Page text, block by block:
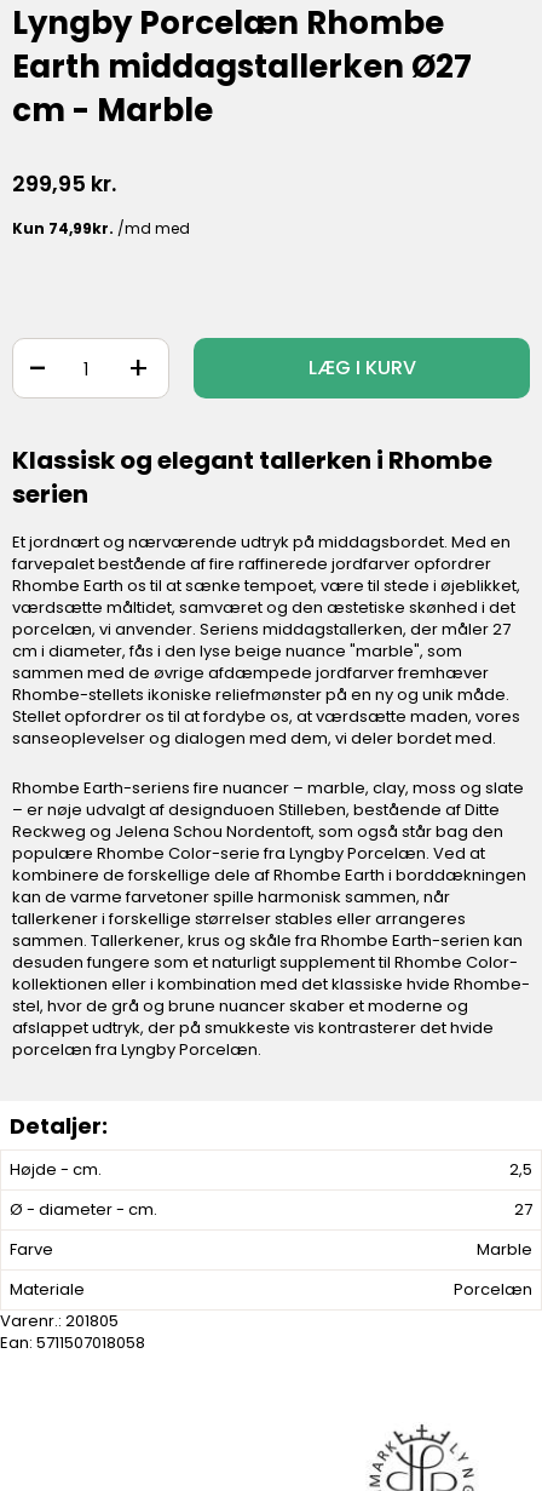
Højde - cm.
2,5
Ø - diameter - cm.
27
Farve
Marble
Materiale
Porcelæn
Varenr.: 201805
Ean: 5711507018058
Lyngby Porcelæn Rhombe
Earth middagstallerken Ø27
cm - Marble
299,95 kr.
+
- LÆG I KURV
Klassisk og elegant tallerken i Rhombe
serien
Et jordnært og nærværende udtryk på middagsbordet. Med en
farvepalet bestående af fire raffinerede jordfarver opfordrer
Rhombe Earth os til at sænke tempoet, være til stede i øjeblikket,
værdsætte måltidet, samværet og den æstetiske skønhed i det
porcelæn, vi anvender. Seriens middagstallerken, der måler 27
cm i diameter, fås i den lyse beige nuance "marble", som
sammen med de øvrige afdæmpede jordfarver fremhæver
Rhombe-stellets ikoniske reliefmønster på en ny og unik måde.
Stellet opfordrer os til at fordybe os, at værdsætte maden, vores
sanseoplevelser og dialogen med dem, vi deler bordet med.
Rhombe Earth-seriens fire nuancer – marble, clay, moss og slate
– er nøje udvalgt af designduoen Stilleben, bestående af Ditte
Reckweg og Jelena Schou Nordentoft, som også står bag den
populære Rhombe Color-serie fra Lyngby Porcelæn. Ved at
kombinere de forskellige dele af Rhombe Earth i borddækningen
kan de varme farvetoner spille harmonisk sammen, når
tallerkener i forskellige størrelser stables eller arrangeres
sammen. Tallerkener, krus og skåle fra Rhombe Earth-serien kan
desuden fungere som et naturligt supplement til Rhombe Color-
kollektionen eller i kombination med det klassiske hvide Rhombe-
stel, hvor de grå og brune nuancer skaber et moderne og
afslappet udtryk, der på smukkeste vis kontrasterer det hvide
porcelæn fra Lyngby Porcelæn.